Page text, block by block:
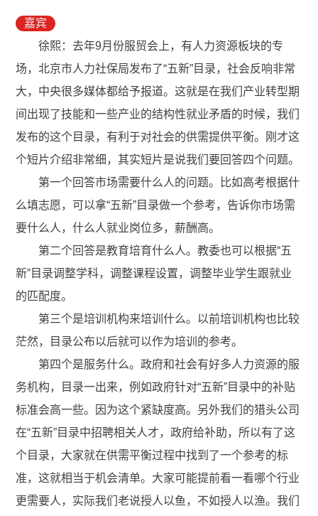
嘉宾
徐熙：去年9月份服贸会上，有人力资源板块的专
场，北京市人力社保局发布了“五新”目录，社会反响非常
大，中央很多媒体都给予报道。这就是在我们产业转型期
间出现了技能和一些产业的结构性就业矛盾的时候，我们
发布的这个目录，有利于对社会的供需提供平衡。刚才这
个短片介绍非常细，其实短片是说我们要回答四个问题。
第一个回答市场需要什么人的问题。比如高考根据什
么填志愿，可以拿“五新”目录做一个参考，告诉你市场需
要什么人，什么人就业岗位多，薪酬高。
第二个回答是教育培育什么人。教委也可以根据“五
新”目录调整学科，调整课程设置，调整毕业学生跟就业
的匹配度。
第三个是培训机构来培训什么。以前培训机构也比较
茫然，目录公布以后就可以作为培训的参考。
第四个是服务什么。政府和社会有好多人力资源的服
务机构，目录一出来，例如政府针对“五新”目录中的补贴
标准会高一些。因为这个紧缺度高。另外我们的猎头公司
在“五新”目录中招聘相关人才，政府给补助，所以有了这
个目录，大家就在供需平衡过程中找到了一个参考的标
准，这就相当于机会清单。大家可能提前看一看哪个行业
更需要人，实际我们老说授人以鱼，不如授人以渔。我们